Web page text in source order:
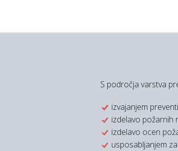
S področja varstva
izvajanjem
izdelavo požarnih
izdelavo ocen
usposabljanjem